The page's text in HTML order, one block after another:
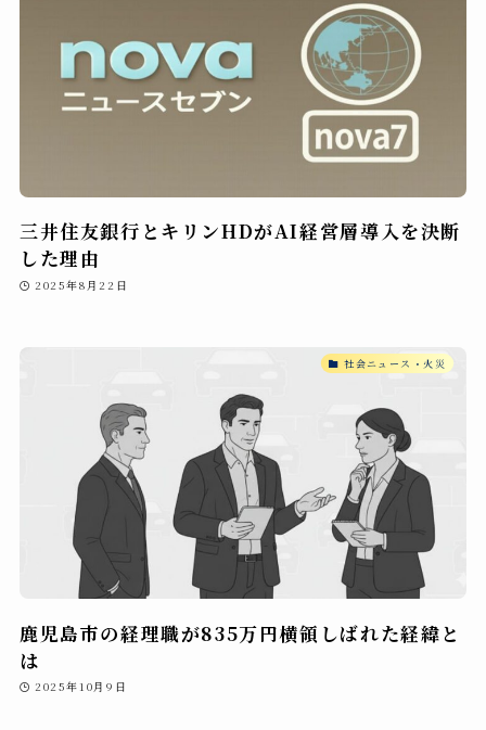
三井住友銀行とキリンHDがAI経営層導入を決断
した理由
2025年8月22日
社会ニュース・火災
鹿児島市の経理職が835万円横領しばれた経緯と
は
2025年10月9日